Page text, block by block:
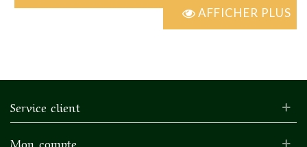
AFFICHER PLUS
Service client
Mon compte